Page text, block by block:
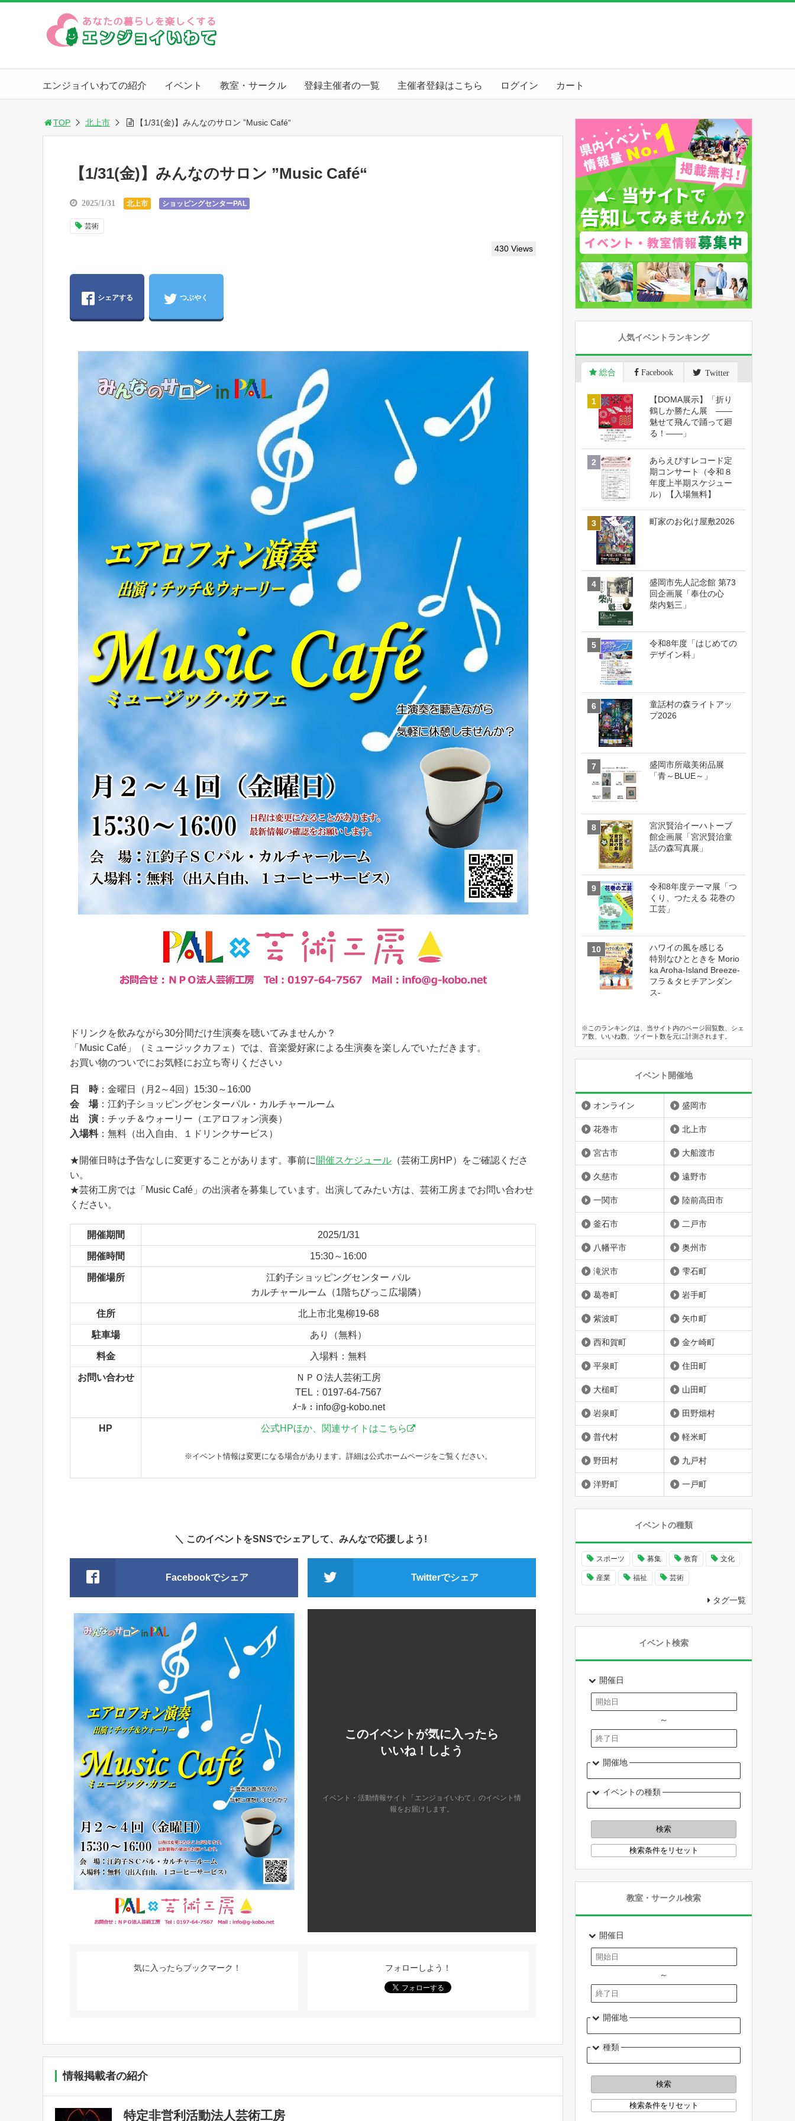
エンジョイいわての紹介 イベント 教室・サークル 登録主催者の一覧 主催者登録はこちら ログイン カート
TOP 北上市 【1/31(金)】みんなのサロン ”Music Café“
【1/31(金)】みんなのサロン ”Music Café“
2025/1/31 北上市 ショッピングセンターPAL
芸術
430 Views
シェアする つぶやく
ドリンクを飲みながら30分間だけ生演奏を聴いてみませんか？
「Music Café」（ミュージックカフェ）では、音楽愛好家による生演奏を楽しんでいただきます。
お買い物のついでにお気軽にお立ち寄りください♪
日 時：金曜日（月2～4回）15:30～16:00
会 場：江釣子ショッピングセンターパル・カルチャールーム
出 演 ：チッチ＆ウォーリー（エアロフォン演奏）
入場料：無料（出入自由、１ドリンクサービス）
★開催日時は予告なしに変更することがあります。事前に 開催スケジュール （芸術工房HP）をご確認くださ
い。
★芸術工房では「Music Café」の出演者を募集しています。出演してみたい方は、芸術工房までお問い合わせ
ください。
開催期間 2025/1/31
開催時間 15:30～16:00
開催場所
江釣子ショッピングセンター パル
カルチャールーム（1階ちびっこ広場隣）
住所 北上市北鬼柳19-68
駐車場 あり（無料）
料金 入場料：無料
お問い合わせ
ＮＰＯ法人芸術工房
TEL：0197-64-7567
ﾒｰﾙ：info@g-kobo.net
HP 公式HPほか、関連サイトはこちら
※イベント情報は変更になる場合があります。詳細は公式ホームページをご覧ください。
＼ このイベントをSNSでシェアして、みんなで応援しよう!
Facebookでシェア Twitterでシェア
このイベントが気に入ったら
いいね！しよう
イベント・活動情報サイト「エンジョイいわて」のイベント情
報をお届けします。
気に入ったらブックマーク！ フォローしよう！
情報掲載者の紹介
特定非営利活動法人芸術工房
人気イベントランキング
総合 Facebook Twitter
【DOMA展示】「折り
鶴しか勝たん展 ――
魅せて飛んで踊って廻
る！――」
あらえびすレコード定
期コンサート（令和８
年度上半期スケジュー
ル）【入場無料】
町家のお化け屋敷2026
盛岡市先人記念館 第73
回企画展「奉仕の心
柴内魁三」
令和8年度「はじめての
デザイン科」
童話村の森ライトアッ
プ2026
盛岡市所蔵美術品展
「青～BLUE～」
宮沢賢治イーハトーブ
館企画展「宮沢賢治童
話の森写真展」
令和8年度テーマ展「つ
くり、つたえる 花巻の
工芸」
ハワイの風を感じる
特別なひとときを Morio
ka Aroha-Island Breeze-
フラ＆タヒチアンダン
ス-
※このランキングは、当サイト内のページ回覧数、シェ
ア数、いいね数、ツイート数を元に計測されます。
イベント開催地
オンライン 盛岡市
花巻市 北上市
宮古市 大船渡市
久慈市 遠野市
一関市 陸前高田市
釜石市 二戸市
八幡平市 奥州市
滝沢市 雫石町
葛巻町 岩手町
紫波町 矢巾町
西和賀町 金ケ崎町
平泉町 住田町
大槌町 山田町
岩泉町 田野畑村
普代村 軽米町
野田村 九戸村
洋野町 一戸町
イベントの種類
スポーツ 募集 教育 文化
産業 福祉 芸術
タグ一覧
イベント検索
開催日
～
開催地
イベントの種類
教室・サークル検索
開催日
～
開催地
種類